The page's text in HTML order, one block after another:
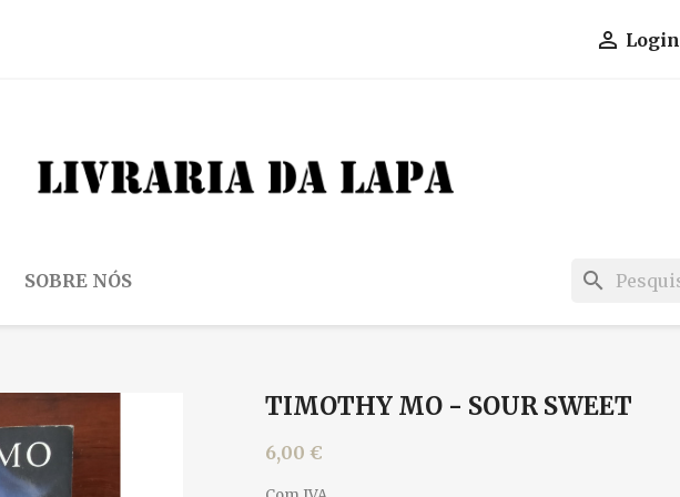
 Login
SOBRE NÓS search
TIMOTHY MO - SOUR SWEET
6,00 €